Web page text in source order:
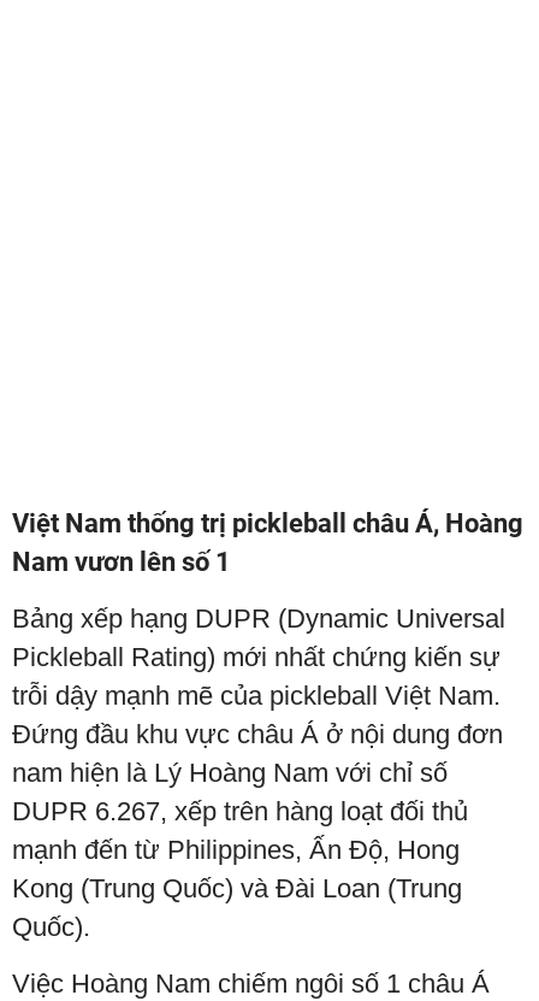
Việt Nam thống trị pickleball châu Á, Hoàng
Nam vươn lên số 1
Bảng xếp hạng DUPR (Dynamic Universal
Pickleball Rating) mới nhất chứng kiến sự
trỗi dậy mạnh mẽ của pickleball Việt Nam.
Đứng đầu khu vực châu Á ở nội dung đơn
nam hiện là Lý Hoàng Nam với chỉ số
DUPR 6.267, xếp trên hàng loạt đối thủ
mạnh đến từ Philippines, Ấn Độ, Hong
Kong (Trung Quốc) và Đài Loan (Trung
Quốc).
Việc Hoàng Nam chiếm ngôi số 1 châu Á